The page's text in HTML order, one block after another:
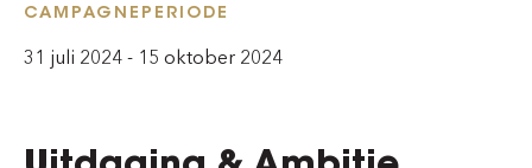
CAMPAGNEPERIODE
31 juli 2024 - 15 oktober 2024